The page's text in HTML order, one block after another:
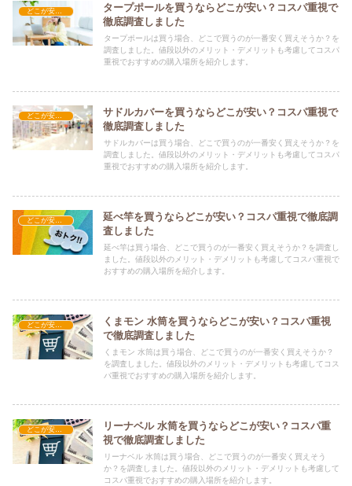
どこが安い？-レジャー・アウトドア
タープポールを買うならどこが安い？コスパ重視で
徹底調査しました
タープポールは買う場合、どこで買うのが一番安く買えそうか？を
調査しました。値段以外のメリット・デメリットも考慮してコスパ
重視でおすすめの購入場所を紹介します。
どこが安い？-レジャー・アウトドア
サドルカバーを買うならどこが安い？コスパ重視で
徹底調査しました
サドルカバーは買う場合、どこで買うのが一番安く買えそうか？を
調査しました。値段以外のメリット・デメリットも考慮してコスパ
重視でおすすめの購入場所を紹介します。
どこが安い？-レジャー・アウトドア
延べ竿を買うならどこが安い？コスパ重視で徹底調
査しました
延べ竿は買う場合、どこで買うのが一番安く買えそうか？を調査し
ました。値段以外のメリット・デメリットも考慮してコスパ重視で
おすすめの購入場所を紹介します。
どこが安い？-レジャー・アウトドア
くまモン 水筒を買うならどこが安い？コスパ重視
で徹底調査しました
くまモン 水筒は買う場合、どこで買うのが一番安く買えそうか？
を調査しました。値段以外のメリット・デメリットも考慮してコス
パ重視でおすすめの購入場所を紹介します。
どこが安い？-レジャー・アウトドア
リーナベル 水筒を買うならどこが安い？コスパ重
視で徹底調査しました
リーナベル 水筒は買う場合、どこで買うのが一番安く買えそう
か？を調査しました。値段以外のメリット・デメリットも考慮して
コスパ重視でおすすめの購入場所を紹介します。